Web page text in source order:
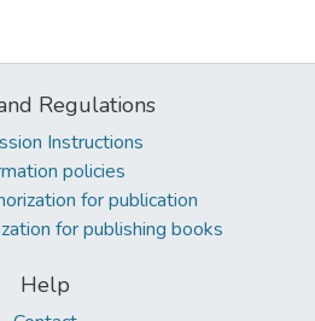
Regulations
Instructions
policies
for publication
for publishing books
Help